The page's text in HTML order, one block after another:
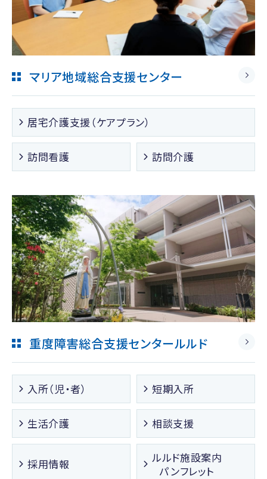
マリア地域総合支援センター
居宅介護支援（ケアプラン）
訪問看護 訪問介護
重度障害総合支援センタールルド
入所（児・者） 短期入所
生活介護 相談支援
採用情報
ルルド施設案内
パンフレット